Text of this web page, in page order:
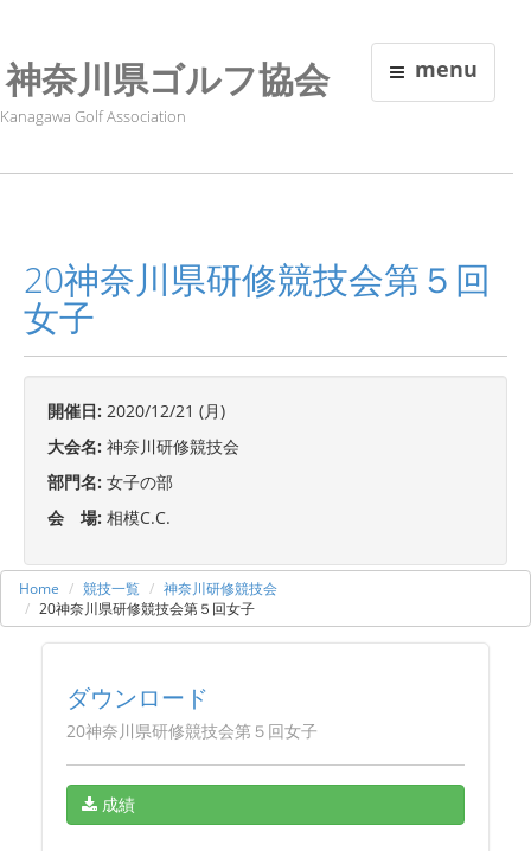
menu
神奈川県ゴルフ協会
Kanagawa Golf Association
20神奈川県研修競技会第５回
女子
開催日: 2020/12/21 (月)
大会名: 神奈川研修競技会
部門名: 女子の部
会 場: 相模C.C.
Home 競技一覧
神奈川研修競技会
20神奈川県研修競技会第５回女子
ダウンロード
20神奈川県研修競技会第５回女子
成績